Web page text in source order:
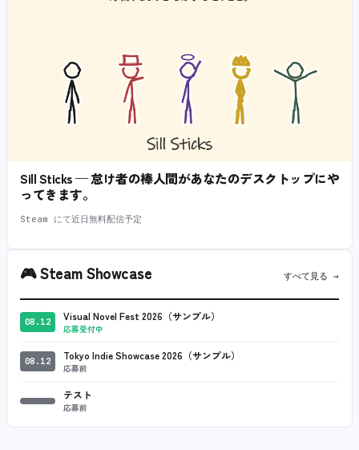
Sill Sticks — 怠け者の棒人間があなたのデスクトップにや
ってきます。
Steam にて近日無料配信予定
🎮Steam Showcase すべて見る →
08.12 Visual Novel Fest 2026（サンプル）
応募受付中
08.12 Tokyo Indie Showcase 2026（サンプル）
応募前
テスト
応募前